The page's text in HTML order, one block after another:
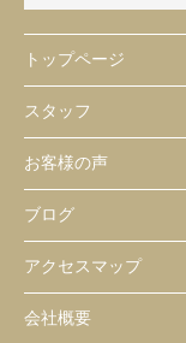
トップページ
スタッフ
お客様の声
ブログ
アクセスマップ
会社概要